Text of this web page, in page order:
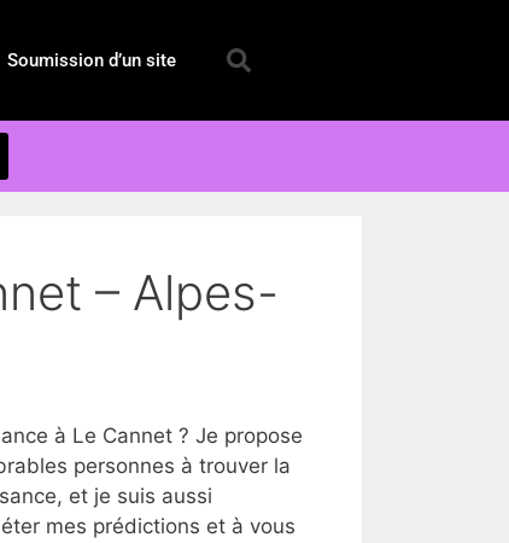
Soumission d’un site
– Alpes-
à Le Cannet ? Je propose
personnes à trouver la
et je suis aussi
mes prédictions et à vous